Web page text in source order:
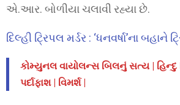
એ.આર. બોળીયા ચલાવી રહ્યા છે.
દિલ્હી ટ્રિપલ મર્ડર : ‘ધનવર્ષા’ના બહાને
કોમ્યુનલ વાયોલન્સ બિલનું સત્ય | હિન્દુ
પર્દાફાશ | વિમર્શ |